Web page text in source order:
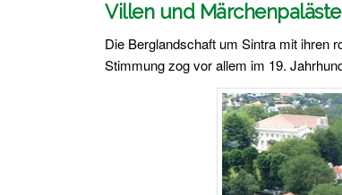
Villen und Märchenpaläste
Die Berglandschaft um Sintra mit ihren
Stimmung zog vor allem im 19.